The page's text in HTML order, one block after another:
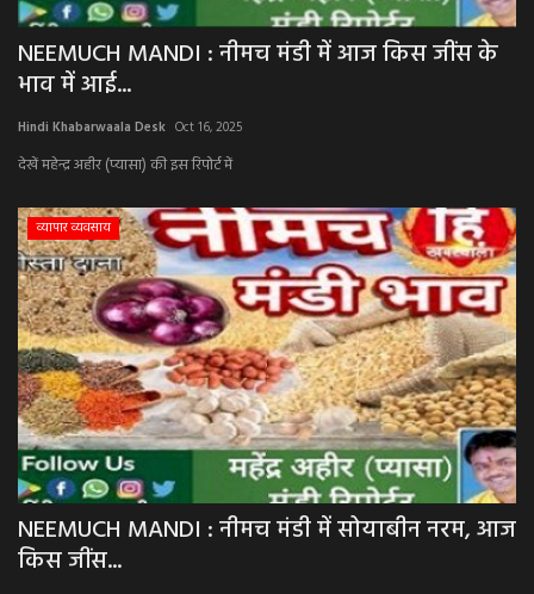
व्यापार व्यवसाय
राजनीती
अपराध
मनोरंजन
खेल
एजुकेशन & करियर
हेल्थ & लाइफ स्टाइल
वीडियो
Gallery
NEEMUCH MANDI : नीमच मंडी में आज किस जींस के
भाव में आई...
Hindi Khabarwaala Desk Oct 16, 2025
देखें महेन्द्र अहीर (प्यासा) की इस रिपोर्ट में
व्यापार व्यवसाय
NEEMUCH MANDI : नीमच मंडी में सोयाबीन नरम, आज
किस जींस...